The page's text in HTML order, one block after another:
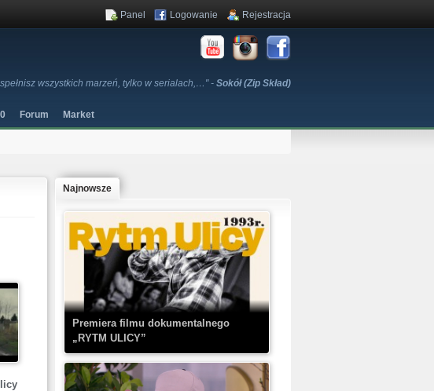
wszystkich marzeń, tylko w serialach,…" - Sokół (Zip Skład)
Panel Logowanie Rejestracja
Forum Market
Najnowsze
Premiera filmu dokumentalnego
„RYTM ULICY”